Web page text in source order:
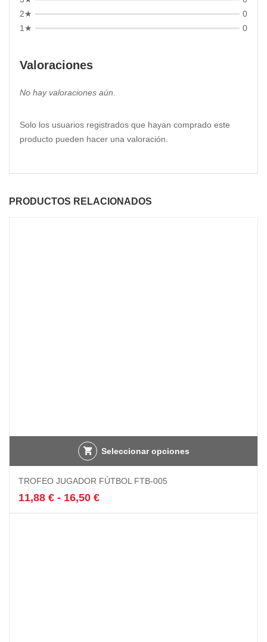
2★
0
1★
0
Valoraciones
No hay valoraciones aún.
Solo los usuarios registrados que hayan comprado este
producto pueden hacer una valoración.
PRODUCTOS RELACIONADOS
Seleccionar opciones
producto
tiene
TROFEO JUGADOR FÚTBOL FTB-005
11,88 € - 16,50 €Rango